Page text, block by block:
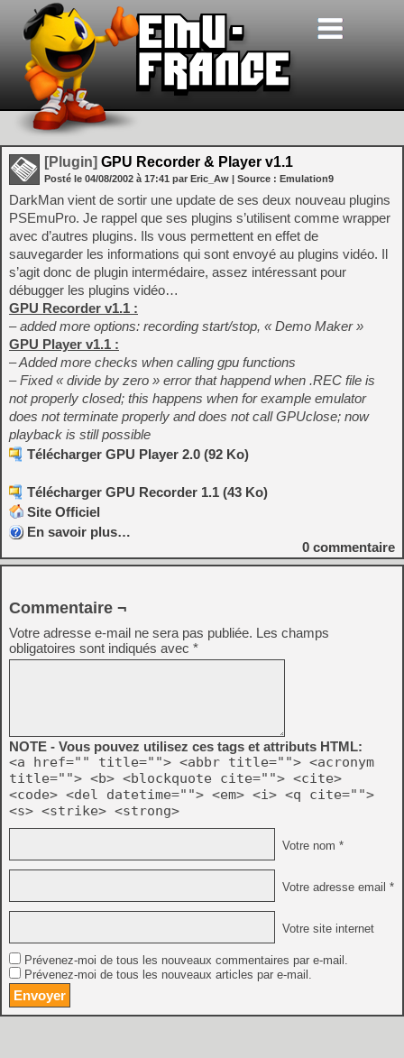
[Plugin] GPU Recorder & Player v1.1
Posté le 04/08/2002 à 17:41 par Eric_Aw | Source : Emulation9
DarkMan vient de sortir une update de ses deux nouveau plugins
PSEmuPro. Je rappel que ses plugins s’utilisent comme wrapper
avec d’autres plugins. Ils vous permettent en effet de
sauvegarder les informations qui sont envoyé au plugins vidéo. Il
s’agit donc de plugin intermédaire, assez intéressant pour
débugger les plugins vidéo…
GPU Recorder v1.1 :
– added more options: recording start/stop, « Demo Maker »
GPU Player v1.1 :
– Added more checks when calling gpu functions
– Fixed « divide by zero » error that happend when .REC file is
not properly closed; this happens when for example emulator
does not terminate properly and does not call GPUclose; now
playback is still possible
Télécharger GPU Player 2.0 (92 Ko)
Télécharger GPU Recorder 1.1 (43 Ko)
Site Officiel
En savoir plus…
0 commentaire
Commentaire ¬
Votre adresse e-mail ne sera pas publiée. Les champs
obligatoires sont indiqués avec *
NOTE - Vous pouvez utilisez ces tags et attributs HTML:
<a href="" title=""> <abbr title=""> <acronym
title=""> <b> <blockquote cite=""> <cite>
<code> <del datetime=""> <em> <i> <q cite="">
<s> <strike> <strong>
Votre nom *
Votre adresse email *
Votre site internet
Prévenez-moi de tous les nouveaux commentaires par e-mail.
Prévenez-moi de tous les nouveaux articles par e-mail.